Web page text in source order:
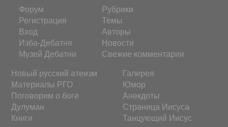
Форум
Регистрация
Вход
Изба-Дебатня
Музей Дебатни
Рубрики
Темы
Авторы
Новости
Свежие комментарии
Новый русский атеизм
Материалы РГО
Поговорим о боге
Дулуман
Книги
Галерея
Юмор
Анекдоты
Страница Иисуса
Танцующий Иисус